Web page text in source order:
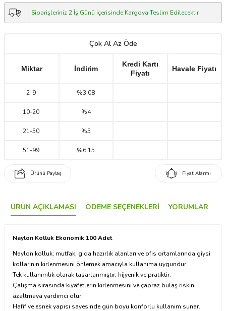
Siparişleriniz 2 İş Günü İçerisinde Kargoya Teslim Edilecektir
Çok Al Az Öde
Miktar İndirim
Kredi Kartı
Fiyatı
Havale Fiyatı
2-9 %3.08
10-20 %4
21-50 %5
51-99 %6.15
Ürünü Paylaş Fiyat Alarmı
ÜRÜN AÇIKLAMASI ÖDEME SEÇENEKLERI YORUMLAR
Naylon Kolluk Ekonomik 100 Adet
Naylon kolluk; mutfak, gıda hazırlık alanları ve ofis ortamlarında giysi
kollarının kirlenmesini önlemek amacıyla kullanıma uygundur.
Tek kullanımlık olarak tasarlanmıştır; hijyenik ve pratiktir.
Çalışma sırasında kıyafetlerin kirlenmesini ve çapraz bulaş riskini
azaltmaya yardımcı olur.
Hafif ve esnek yapısı sayesinde gün boyu konforlu kullanım sunar.